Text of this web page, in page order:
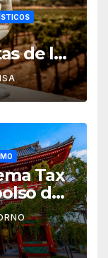
de la
Tax
de